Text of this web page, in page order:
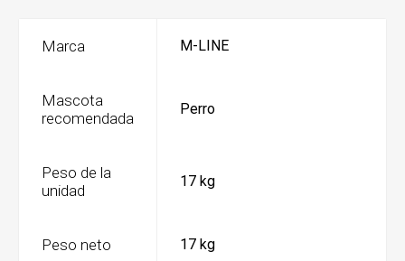
Marca M-LINE
Mascota
recomendada
Perro
Peso de la
unidad
17 kg
Peso neto 17 kg